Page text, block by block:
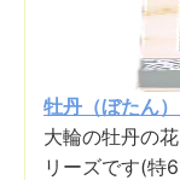
牡丹（ぼたん
大輪の牡丹の
リーズです(特